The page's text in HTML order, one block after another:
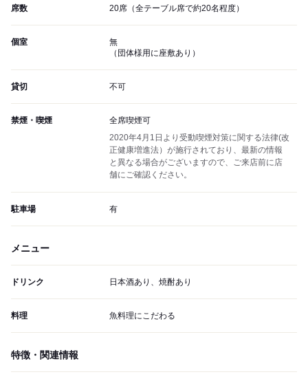
席数 20席（全テーブル席で約20名程度）
個室
無
（団体様用に座敷あり）
貸切 不可
禁煙・喫煙
全席喫煙可
2020年4月1日より受動喫煙対策に関する法律(改
正健康増進法）が施行されており、最新の情報
と異なる場合がございますので、ご来店前に店
舗にご確認ください。
駐車場 有
メニュー
ドリンク 日本酒あり、焼酎あり
料理 魚料理にこだわる
特徴・関連情報